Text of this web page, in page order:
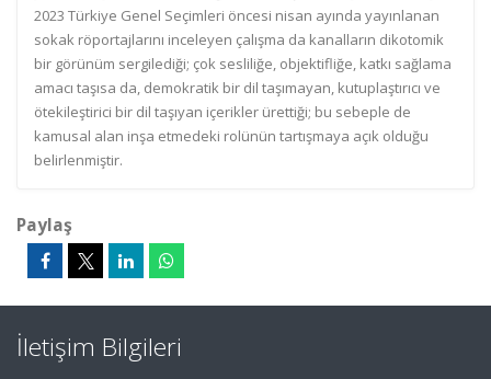
2023 Türkiye Genel Seçimleri öncesi nisan ayında yayınlanan
sokak röportajlarını inceleyen çalışma da kanalların dikotomik
bir görünüm sergilediği; çok sesliliğe, objektifliğe, katkı sağlama
amacı taşısa da, demokratik bir dil taşımayan, kutuplaştırıcı ve
ötekileştirici bir dil taşıyan içerikler ürettiği; bu sebeple de
kamusal alan inşa etmedeki rolünün tartışmaya açık olduğu
belirlenmiştir.
Paylaş
İletişim Bilgileri